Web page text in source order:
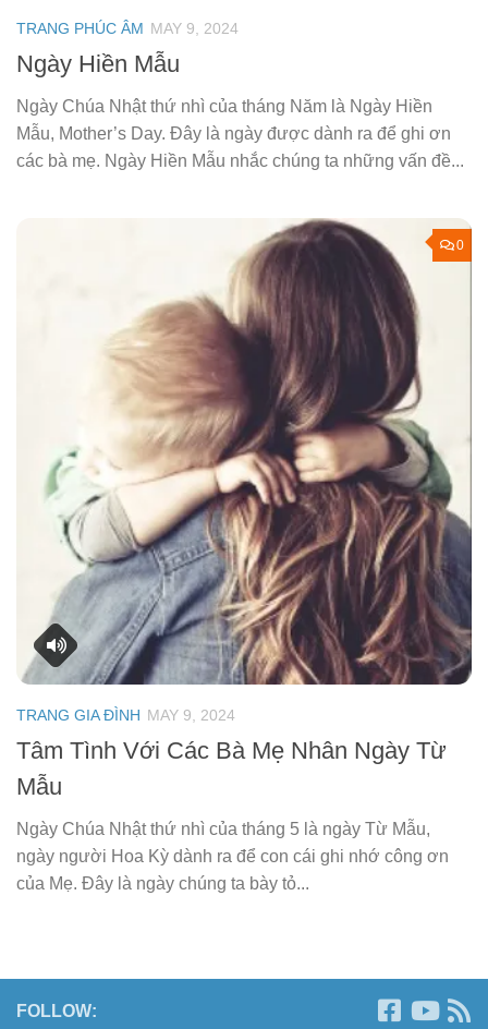
TRANG PHÚC ÂM MAY 9, 2024
Ngày Hiền Mẫu
Ngày Chúa Nhật thứ nhì của tháng Năm là Ngày Hiền
Mẫu, Mother’s Day. Đây là ngày được dành ra để ghi ơn
các bà mẹ. Ngày Hiền Mẫu nhắc chúng ta những vấn đề...
0
TRANG GIA ĐÌNH MAY 9, 2024
Tâm Tình Với Các Bà Mẹ Nhân Ngày Từ
Mẫu
Ngày Chúa Nhật thứ nhì của tháng 5 là ngày Từ Mẫu,
ngày người Hoa Kỳ dành ra để con cái ghi nhớ công ơn
của Mẹ. Đây là ngày chúng ta bày tỏ...
FOLLOW: